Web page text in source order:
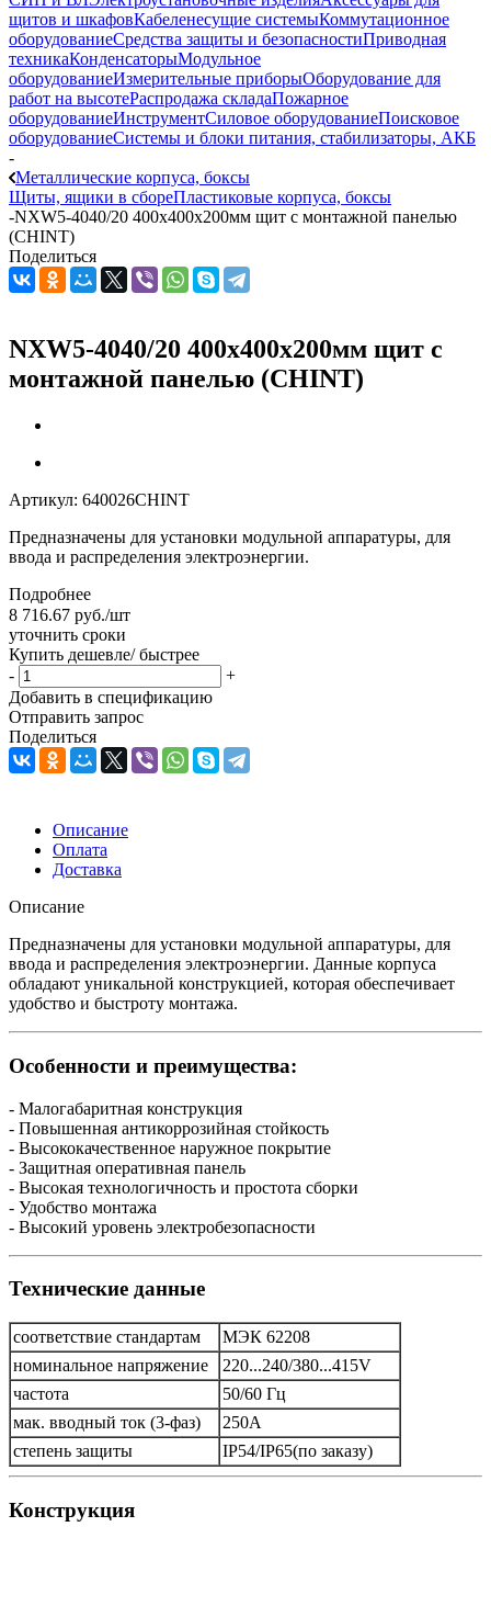
щитов и шкафовКабеленесущие системыКоммутационное
оборудованиеСредства защиты и безопасностиПриводная
техникаКонденсаторыМодульное
оборудованиеИзмерительные приборыОборудование для
работ на высотеРаспродажа складаПожарное
оборудованиеИнструментСиловое оборудованиеПоисковое
оборудованиеСистемы и блоки питания, стабилизаторы, АКБ
-
Металлические корпуса, боксы
Щиты, ящики в сбореПластиковые корпуса, боксы
-NXW5-4040/20 400х400х200мм щит с монтажной панелью
(CHINT)
Поделиться
NXW5-4040/20 400х400х200мм щит с
монтажной панелью (CHINT)
Артикул: 640026CHINT
Предназначены для установки модульной аппаратуры, для
ввода и распределения электроэнергии.
Подробнее
8 716.67 руб./шт
уточнить сроки
Купить дешевле/ быстрее
-
+
Добавить в спецификацию
Отправить запрос
Поделиться
Описание
Оплата
Доставка
Описание
Предназначены для установки модульной аппаратуры, для
ввода и распределения электроэнергии. Данные корпуса
обладают уникальной конструкцией, которая обеспечивает
удобство и быстроту монтажа.
Особенности и преимущества:
- Малогабаритная конструкция
- Повышенная антикоррозийная стойкость
- Высококачественное наружное покрытие
- Защитная оперативная панель
- Высокая технологичность и простота сборки
- Удобство монтажа
- Высокий уровень электробезопасности
Технические данные
соответствие стандартам
МЭК 62208
номинальное напряжение
220...240/380...415V
частота
50/60 Гц
мак. вводный ток (3-фаз)
250A
степень защиты
IP54/IP65(по заказу)
Конструкция